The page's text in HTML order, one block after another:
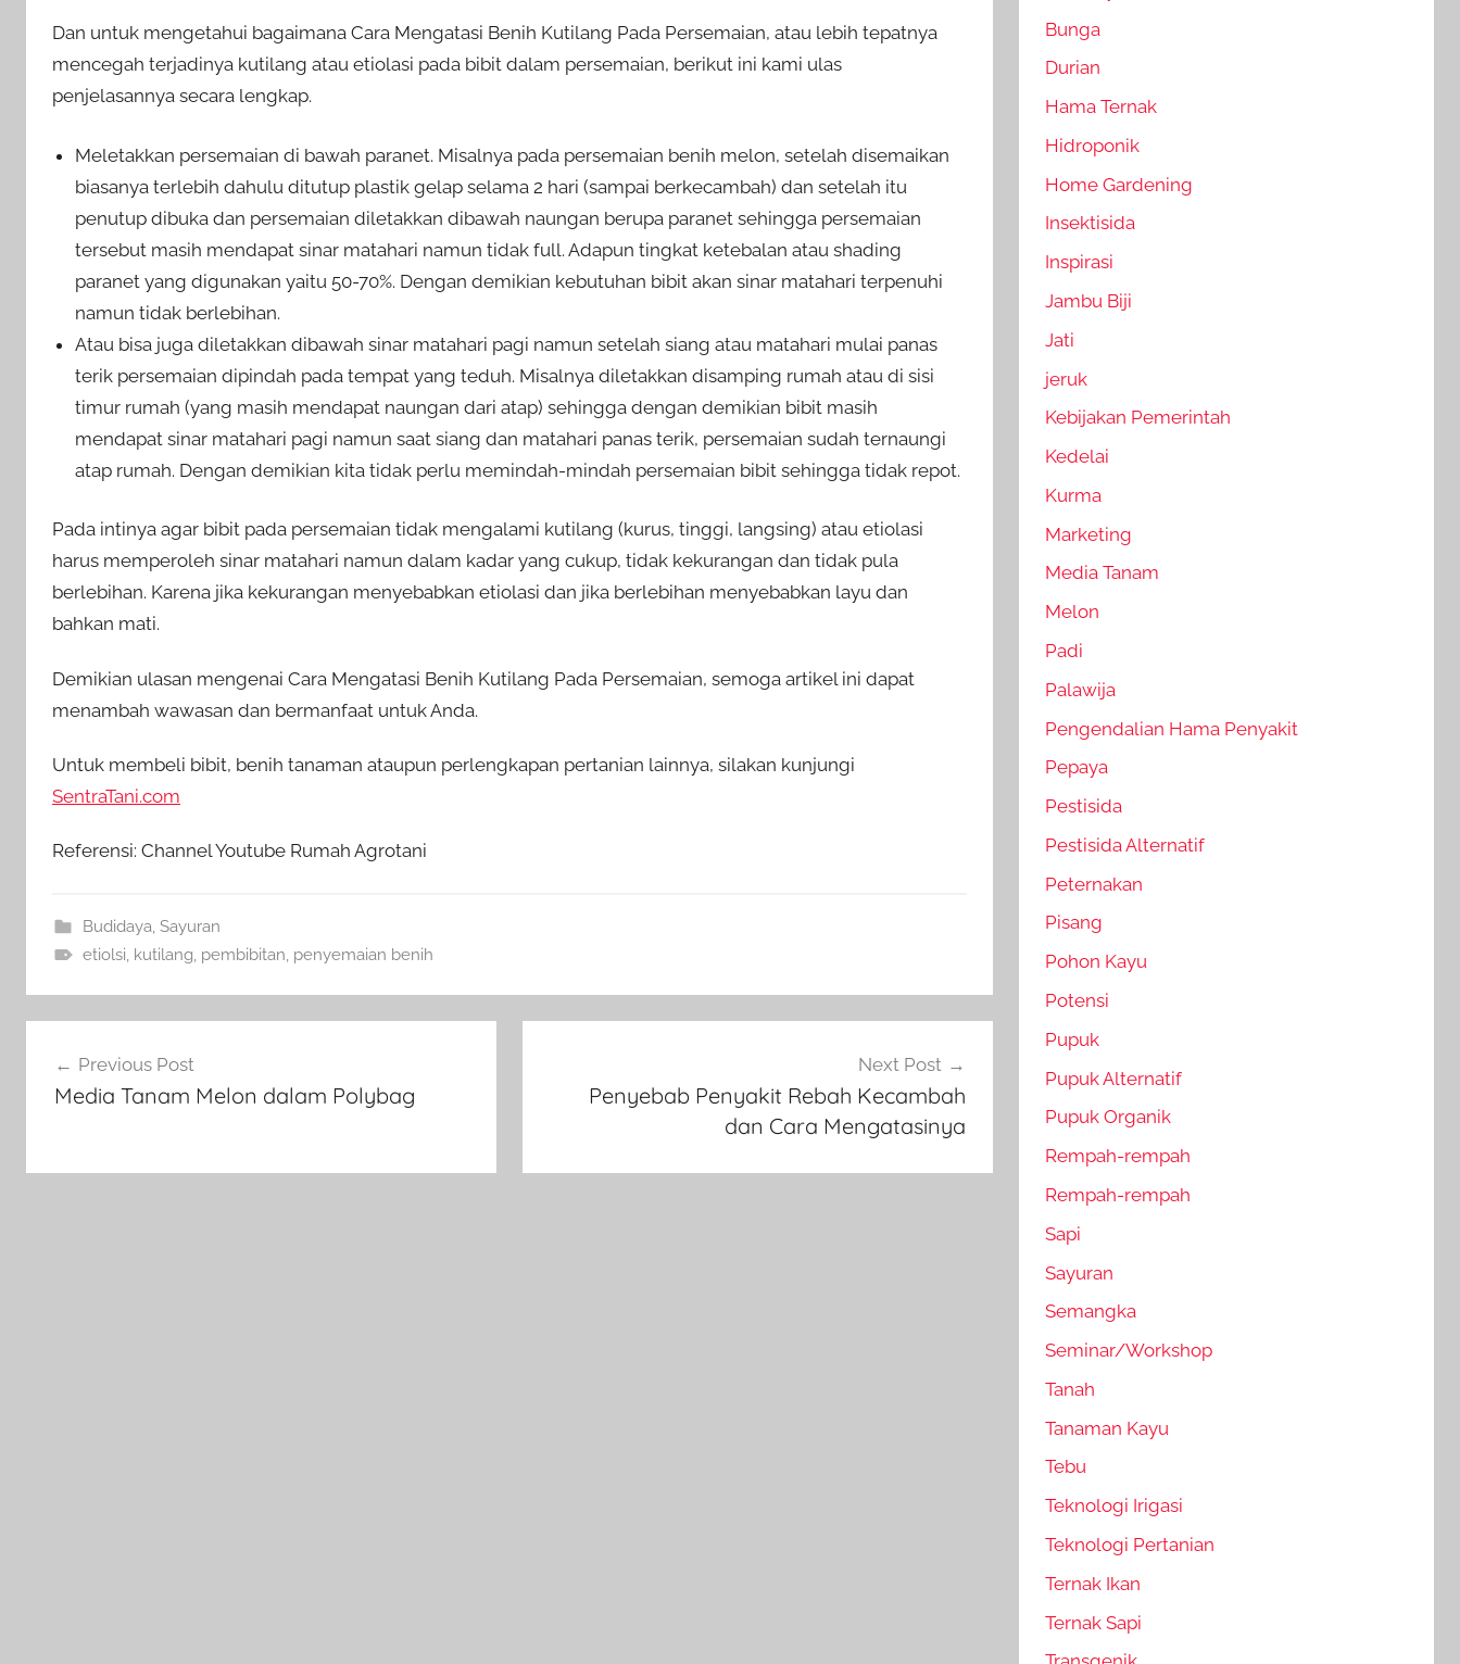
Dan untuk mengetahui bagaimana Cara Mengatasi Benih Kutilang Pada Persemaian, atau lebih tepatnya
mencegah terjadinya kutilang atau etiolasi pada bibit dalam persemaian, berikut ini kami ulas
penjelasannya secara lengkap.
Meletakkan persemaian di bawah paranet. Misalnya pada persemaian benih melon, setelah disemaikan
biasanya terlebih dahulu ditutup plastik gelap selama 2 hari (sampai berkecambah) dan setelah itu
penutup dibuka dan persemaian diletakkan dibawah naungan berupa paranet sehingga persemaian
tersebut masih mendapat sinar matahari namun tidak full. Adapun tingkat ketebalan atau shading
paranet yang digunakan yaitu 50-70%. Dengan demikian kebutuhan bibit akan sinar matahari terpenuhi
namun tidak berlebihan.
Atau bisa juga diletakkan dibawah sinar matahari pagi namun setelah siang atau matahari mulai panas
terik persemaian dipindah pada tempat yang teduh. Misalnya diletakkan disamping rumah atau di sisi
timur rumah (yang masih mendapat naungan dari atap) sehingga dengan demikian bibit masih
mendapat sinar matahari pagi namun saat siang dan matahari panas terik, persemaian sudah ternaungi
atap rumah. Dengan demikian kita tidak perlu memindah-mindah persemaian bibit sehingga tidak repot.
Pada intinya agar bibit pada persemaian tidak mengalami kutilang (kurus, tinggi, langsing) atau etiolasi
harus memperoleh sinar matahari namun dalam kadar yang cukup, tidak kekurangan dan tidak pula
berlebihan. Karena jika kekurangan menyebabkan etiolasi dan jika berlebihan menyebabkan layu dan
bahkan mati.
Demikian ulasan mengenai Cara Mengatasi Benih Kutilang Pada Persemaian, semoga artikel ini dapat
menambah wawasan dan bermanfaat untuk Anda.
Untuk membeli bibit, benih tanaman ataupun perlengkapan pertanian lainnya, silakan kunjungi
SentraTani.com
Referensi: Channel Youtube Rumah Agrotani
Budidaya, Sayuran
etiolsi, kutilang, pembibitan, penyemaian benih
pos Previous Post
Media Tanam Melon dalam Polybag
Next Post
Penyebab Penyakit Rebah Kecambah
dan Cara Mengatasinya
Bunga
Durian
Hama Ternak
Hidroponik
Home Gardening
Insektisida
Inspirasi
Jambu Biji
Jati
jeruk
Kebijakan Pemerintah
Kedelai
Kurma
Marketing
Media Tanam
Melon
Padi
Palawija
Pengendalian Hama Penyakit
Pepaya
Pestisida
Pestisida Alternatif
Peternakan
Pisang
Pohon Kayu
Potensi
Pupuk
Pupuk Alternatif
Pupuk Organik
Rempah-rempah
Rempah-rempah
Sapi
Sayuran
Semangka
Seminar/Workshop
Tanah
Tanaman Kayu
Tebu
Teknologi Irigasi
Teknologi Pertanian
Ternak Ikan
Ternak Sapi